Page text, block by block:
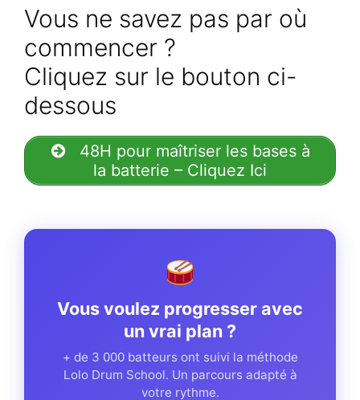
Vous ne savez pas par où
commencer ?
Cliquez sur le bouton ci-
dessous
48H pour maîtriser les bases à
la batterie – Cliquez Ici
Vous voulez progresser avec
un vrai plan ?
+ de 3 000 batteurs ont suivi la méthode
Lolo Drum School. Un parcours adapté à
votre rythme.